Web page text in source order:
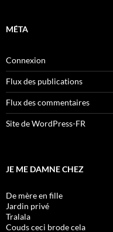
MÉTA
Connexion
Flux des publications
Flux des commentaires
Site de WordPress-FR
JE ME DAMNE CHEZ
De mère en fille
Jardin privé
Tralala
Couds ceci brode cela